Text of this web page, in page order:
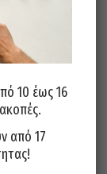
10 έως 16
από 17